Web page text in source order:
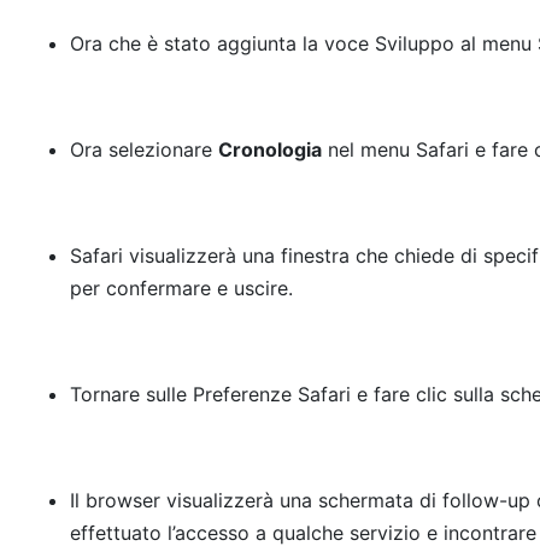
Ora che è stato aggiunta la voce Sviluppo al
Ora selezionare Cronologianel menu Safari e fare
Safari visualizzerà una finestra che chiede di
per confermare e uscire.
Tornare sulle Preferenze Safari e fare clic sulla
Il browser visualizzerà una schermata di follow-
effettuato l’accesso a qualche servizio e